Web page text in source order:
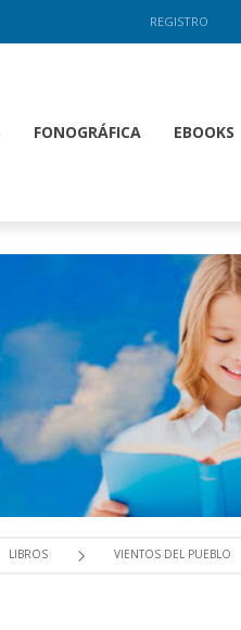
REGISTRO
FONOGRÁFICA EBOOKS
LIBROS VIENTOS DEL PUEBLO